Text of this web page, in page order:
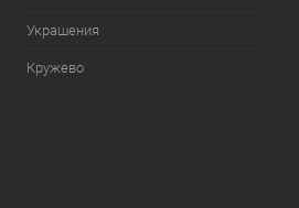
Украшения
Кружево